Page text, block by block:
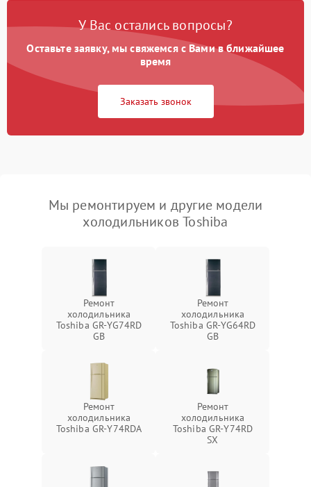
У Вас остались вопросы?
Оставьте заявку, мы свяжемся с Вами в ближайшее
время
Заказать звонок
Мы ремонтируем и другие модели
холодильников Toshiba
Ремонт
холодильника
Toshiba GR-YG74RD
GB
Ремонт
холодильника
Toshiba GR-YG64RD
GB
Ремонт
холодильника
Toshiba GR-Y74RDA
Ремонт
холодильника
Toshiba GR-Y74RD
SX